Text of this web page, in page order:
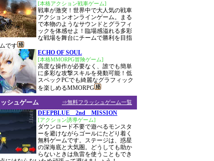
[本格アクション戦車ゲーム]
戦車が激突！世界中で大人気の戦車
アクションオンラインゲーム。まる
で本物のようなサウンドとグラフィ
ックを体感せよ！臨場感溢れる多彩
な戦場を舞台にチームで勝利を目指
です
ECHO OF SOUL
[本格MMORPG冒険ゲーム]
高度な操作が必要なく、誰でも簡単
に多彩な攻撃スキルを発動可能！低
スペックPCでも綺麗なグラフィック
を楽しめるMMORPG
⇒無料フラッシュゲーム一覧
シュゲーム
DEEPBLUE 2nd MISSION
[アクション誘導ゲーム]
ダウンロード不要で遊べるモンスタ
ーを避けながらゴールにたどり着く
無料ゲームです。ステージは、惑星
の深海底と大気圏。どうしても助か
らないときは魚雷を使うこともでき